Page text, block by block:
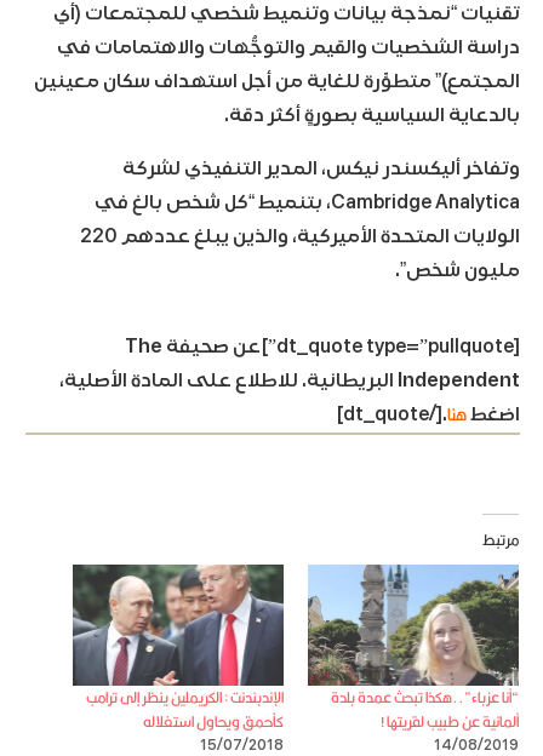
تقنيات “نمذجة بيانات وتنميط شخصي للمجتمعات (أي
دراسة الشخصيات والقيم والتوجُّهات والاهتمامات في
المجتمع)” متطوِّرة للغاية من أجل استهداف سكان معينين
بالدعاية السياسية بصورةٍ أكثر دقة.
وتفاخر أليكسندر نيكس، المدير التنفيذي لشركة
Cambridge Analytica، بتنميط “كل شخص بالغ في
الولايات المتحدة الأميركية، والذين يبلغ عددهم 220
مليون شخص”.
[dt_quote type=”pullquote”]عن صحيفة
The
Independent البريطانية. للاطلاع على المادة الأصلية،
اضغطهنا.[/dt_quote]
مرتبط
“أنا عزباء”..هكذا تبحث عمدة بلدة
ألمانية عن طبيب لقريتها !
14/08/2019
الإندبندنت : الكريملين ينظر إلى ترامب
كأحمق ويحاول استغلاله
15/07/2018